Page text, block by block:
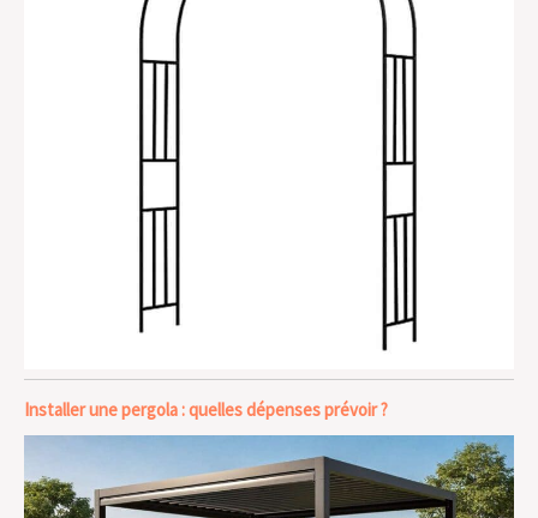
Installer une pergola : quelles dépenses prévoir ?